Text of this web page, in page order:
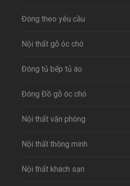
Đóng theo yêu cầu
Nội thất gỗ óc chó
Đóng tủ bếp tủ áo
Đóng Đồ gỗ óc chó
Nội thất văn phòng
Nội thất thông minh
Nội thất khách sạn